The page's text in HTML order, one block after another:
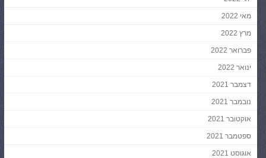
מאי 2022
מרץ 2022
פברואר 2022
ינואר 2022
דצמבר 2021
נובמבר 2021
אוקטובר 2021
ספטמבר 2021
אוגוסט 2021